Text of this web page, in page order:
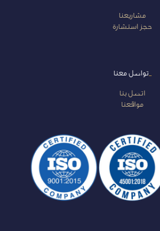
مشاريعنا
حجز استشارة
_تواصل معنا
اتصل بنا
مواقعنا